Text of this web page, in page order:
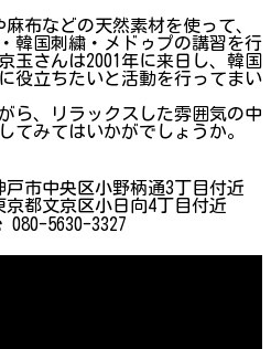
布などの天然素材を使って、
韓国刺繍・メドゥプの講習を行
玉さんは2001年に来日し、韓国
役立ちたいと活動を行ってまい
ら、リラックスした雰囲気の中
てみてはいかがでしょうか。
戸市中央区小野柄通3丁目付近
京都文京区小日向4丁目付近
5630-3327